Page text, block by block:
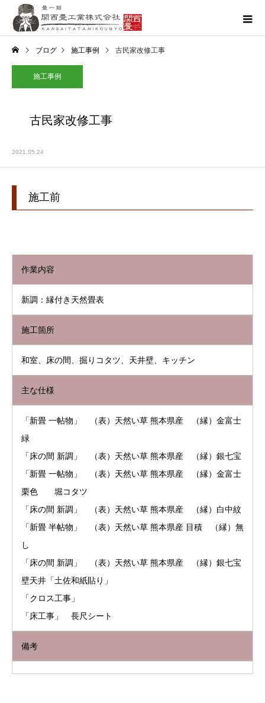
ブログ 施工事例 古民家改修工事
施工事例
古民家改修工事
2021.05.24
施工前
作業内容
新調：縁付き天然畳表
施工箇所
和室、床の間、掘りコタツ、天井壁、キッチン
主な仕様
「新畳 一帖物」 （表）天然い草 熊本県産 （縁）金富士
緑
「床の間 新調」 （表）天然い草 熊本県産 （縁）銀七宝
「新畳 一帖物」 （表）天然い草 熊本県産 （縁）金富士
栗色 堀コタツ
「床の間 新調」 （表）天然い草 熊本県産 （縁）白中紋
「新畳 半帖物」 （表）天然い草 熊本県産 目積 （縁）無
し
「床の間 新調」 （表）天然い草 熊本県産 （縁）銀七宝
壁天井「土佐和紙貼り」
「クロス工事」
「床工事」 長尺シート
備考